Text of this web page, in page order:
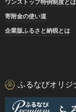
ワンストップ特例制度と
寄附金の使い道
企業版ふるさと納税とは
ふるなびオリジ